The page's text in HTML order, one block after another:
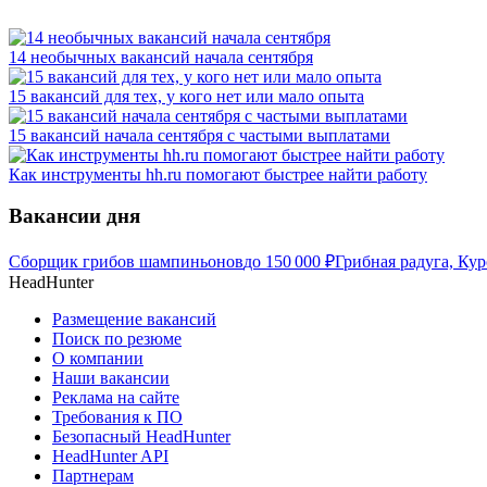
14 необычных вакансий начала сентября
15 вакансий для тех, у кого нет или мало опыта
15 вакансий начала сентября с частыми выплатами
Как инструменты hh.ru помогают быстрее найти работу
Вакансии дня
Сборщик грибов шампиньоновдо 150 000 ₽Грибная радуга,
HeadHunter
Размещение вакансий
Поиск по резюме
О компании
Наши вакансии
Реклама на сайте
Требования к ПО
Безопасный HeadHunter
HeadHunter API
Партнерам